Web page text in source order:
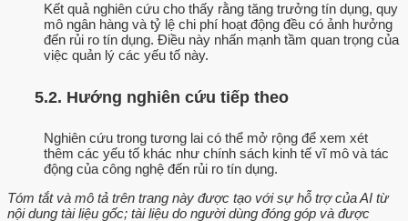
Kết quả nghiên cứu cho thấy rằng tăng trưởng tín dụng, quy
mô ngân hàng và tỷ lệ chi phí hoạt động đều có ảnh hưởng
đến rủi ro tín dụng. Điều này nhấn mạnh tầm quan trọng của
việc quản lý các yếu tố này.
5.2. Hướng nghiên cứu tiếp theo
Nghiên cứu trong tương lai có thể mở rộng để xem xét
thêm các yếu tố khác như chính sách kinh tế vĩ mô và tác
động của công nghệ đến rủi ro tín dụng.
Tóm tắt và mô tả trên trang này được tạo với sự hỗ trợ của AI từ
nội dung tài liệu gốc; tài liệu do người dùng đóng góp và được